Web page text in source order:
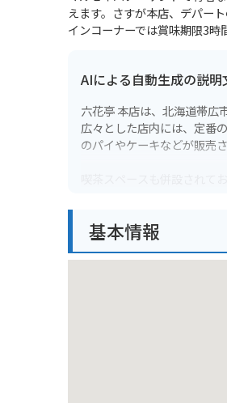
えます。さすが本店、デパー
インコーナーでは賞味期限3時
AIによる自動生成の説明
六花亭 本店は、北海道帯広
広々とした店内には、定番
のパイやケーキなどが販売さ
喫茶スペースも併設されて
基本情報